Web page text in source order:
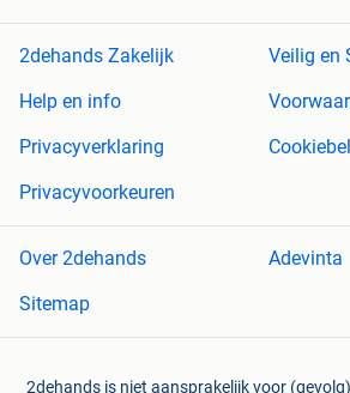
2dehands Zakelijk
Veilig en
Help en info
Privacyverklaring
Privacyvoorkeuren
Over 2dehands
Adevinta
Sitemap
2dehands is niet aansprakelijk voor